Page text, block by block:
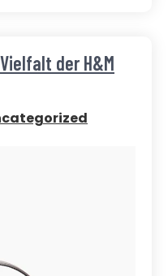
der H&M